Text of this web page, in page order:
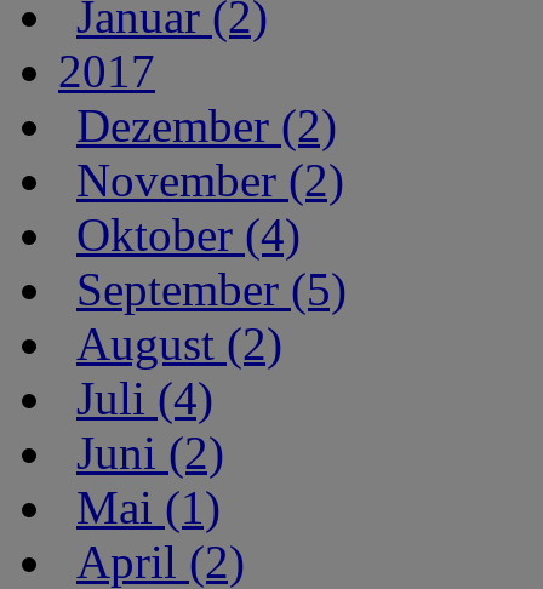
Januar (2)
2017
Dezember (2)
November (2)
Oktober (4)
September (5)
August (2)
Juli (4)
Juni (2)
Mai (1)
April (2)